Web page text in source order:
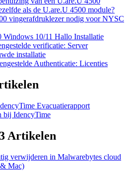
als de U.are.U 4500 module?
vingerafdruklezer nodig voor NYSC
Windows 10/11 Hallo Installatie
verificatie: Server
installatie
Authenticatie: Licenties
Evacuatierapport
bij IdencyTime
Artikelen
verwijderen in Malwarebytes cloud
Mac)